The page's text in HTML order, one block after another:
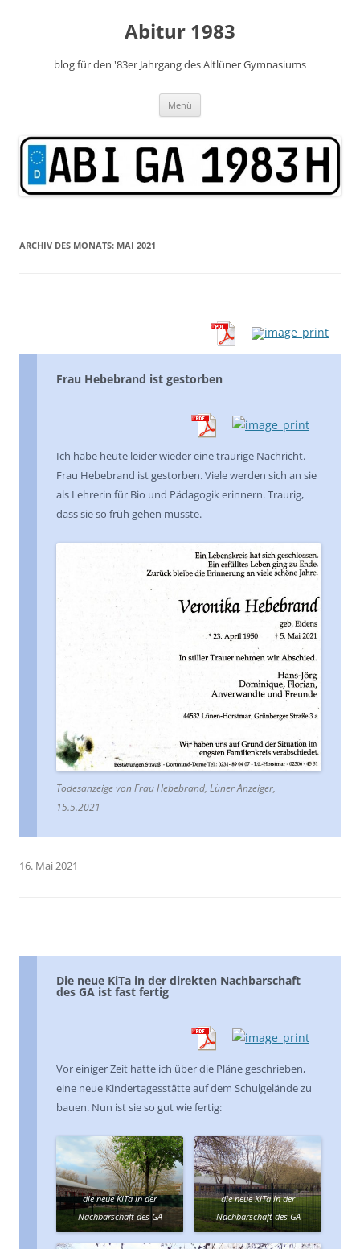
Abitur 1983
blog für den '83er Jahrgang des Altlüner Gymnasiums
Menü
ARCHIV DES MONATS: MAI 2021
Frau Hebebrand ist gestorben
Ich habe heute leider wieder eine traurige Nachricht.
Frau Hebebrand ist gestorben. Viele werden sich an sie
als Lehrerin für Bio und Pädagogik erinnern. Traurig,
dass sie so früh gehen musste.
Todesanzeige von Frau Hebebrand, Lüner Anzeiger,
15.5.2021
16. Mai 2021
Die neue KiTa in der direkten Nachbarschaft
des GA ist fast fertig
Vor einiger Zeit hatte ich über die Pläne geschrieben,
eine neue Kindertagesstätte auf dem Schulgelände zu
bauen. Nun ist sie so gut wie fertig:
die neue KiTa in der
Nachbarschaft des GA
die neue KiTa in der
Nachbarschaft des GA